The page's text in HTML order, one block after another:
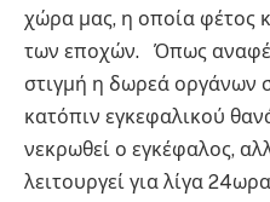
χώρα μας, η οποία φέτος
των εποχών. Όπως
στιγμή η δωρεά οργάνων
κατόπιν εγκεφαλικού
νεκρωθεί ο εγκέφαλος,
λειτουργεί για λίγα